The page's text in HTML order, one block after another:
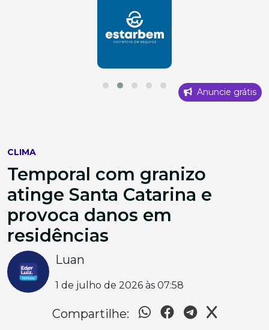
Anuncie grátis
CLIMA
Temporal com granizo
atinge Santa Catarina e
provoca danos em
residências
Luan
1 de julho de 2026 às 07:58
Compartilhe: